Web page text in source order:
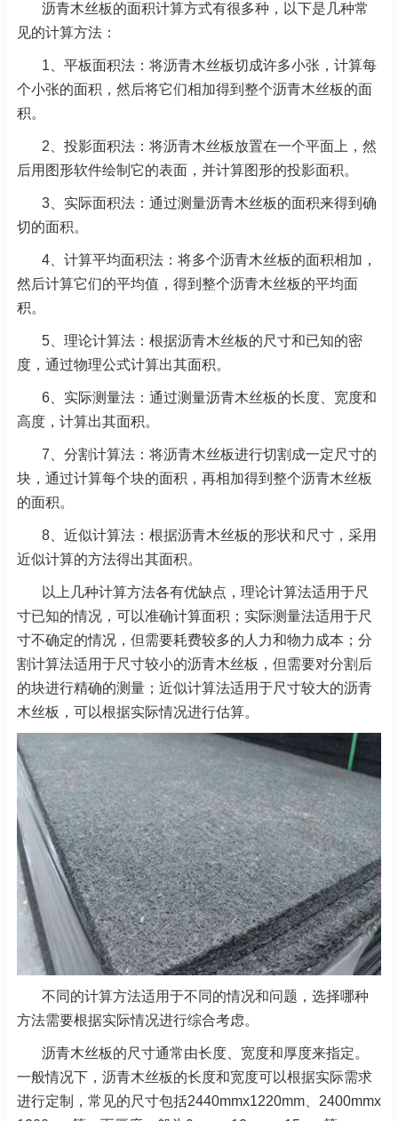
沥青木丝板的面积计算方式有很多种，以下是几种常
见的计算方法：
1、平板面积法：将沥青木丝板切成许多小张，计算每
个小张的面积，然后将它们相加得到整个沥青木丝板的面
积。
2、投影面积法：将沥青木丝板放置在一个平面上，然
后用图形软件绘制它的表面，并计算图形的投影面积。
3、实际面积法：通过测量沥青木丝板的面积来得到确
切的面积。
4、计算平均面积法：将多个沥青木丝板的面积相加，
然后计算它们的平均值，得到整个沥青木丝板的平均面
积。
5、理论计算法：根据沥青木丝板的尺寸和已知的密
度，通过物理公式计算出其面积。
6、实际测量法：通过测量沥青木丝板的长度、宽度和
高度，计算出其面积。
7、分割计算法：将沥青木丝板进行切割成一定尺寸的
块，通过计算每个块的面积，再相加得到整个沥青木丝板
的面积。
8、近似计算法：根据沥青木丝板的形状和尺寸，采用
近似计算的方法得出其面积。
以上几种计算方法各有优缺点，理论计算法适用于尺
寸已知的情况，可以准确计算面积；实际测量法适用于尺
寸不确定的情况，但需要耗费较多的人力和物力成本；分
割计算法适用于尺寸较小的沥青木丝板，但需要对分割后
的块进行精确的测量；近似计算法适用于尺寸较大的沥青
木丝板，可以根据实际情况进行估算。
不同的计算方法适用于不同的情况和问题，选择哪种
方法需要根据实际情况进行综合考虑。
沥青木丝板的尺寸通常由长度、宽度和厚度来指定。
一般情况下，沥青木丝板的长度和宽度可以根据实际需求
进行定制，常见的尺寸包括2440mmx1220mm、2400mmx